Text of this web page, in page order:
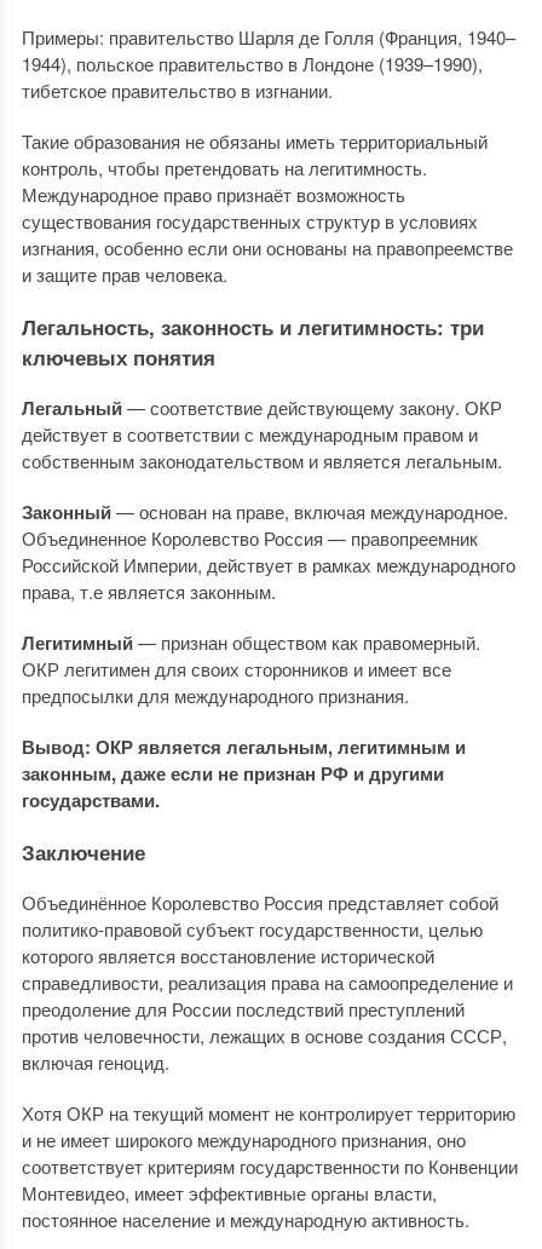
Примеры: правительство Шарля де Голля (Франция, 1940–
1944), польское правительство в Лондоне (1939–1990),
тибетское правительство в изгнании.
Такие образования не обязаны иметь территориальный
контроль, чтобы претендовать на легитимность.
Международное право признаёт возможность
существования государственных структур в условиях
изгнания, особенно если они основаны на правопреемстве
и защите прав человека.
Легальность, законность и легитимность: три
ключевых понятия
Легальный— соответствие действующему закону. ОКР
действует в соответствии с международным правом и
собственным законодательством и является легальным.
Законный— основан на праве, включая международное.
Объединенное Королевство Россия — правопреемник
Российской Империи, действует в рамках международного
права, т.е является законным.
Легитимный— признан обществом как правомерный.
ОКР легитимен для своих сторонников и имеет все
предпосылки для международного признания.
Вывод: ОКР является легальным, легитимным и
законным, даже если не признан РФ и другими
государствами.
Заключение
Объединённое Королевство Россия представляет собой
политико-правовой субъект государственности, целью
которого является восстановление исторической
справедливости, реализация права на самоопределение и
преодоление для России последствий преступлений
против человечности, лежащих в основе создания СССР,
включая геноцид.
Хотя ОКР на текущий момент не контролирует территорию
и не имеет широкого международного признания, оно
соответствует критериям государственности по Конвенции
Монтевидео, имеет эффективные органы власти,
постоянное население и международную активность.